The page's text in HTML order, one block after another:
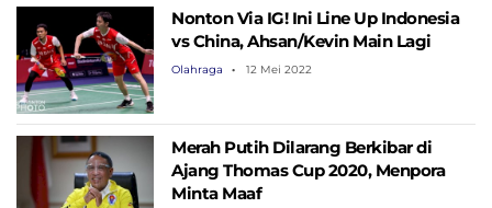
Nonton Via IG! Ini Line Up Indonesia
vs China, Ahsan/Kevin Main Lagi
Olahraga 12 Mei 2022
Merah Putih Dilarang Berkibar di
Ajang Thomas Cup 2020, Menpora
Minta Maaf